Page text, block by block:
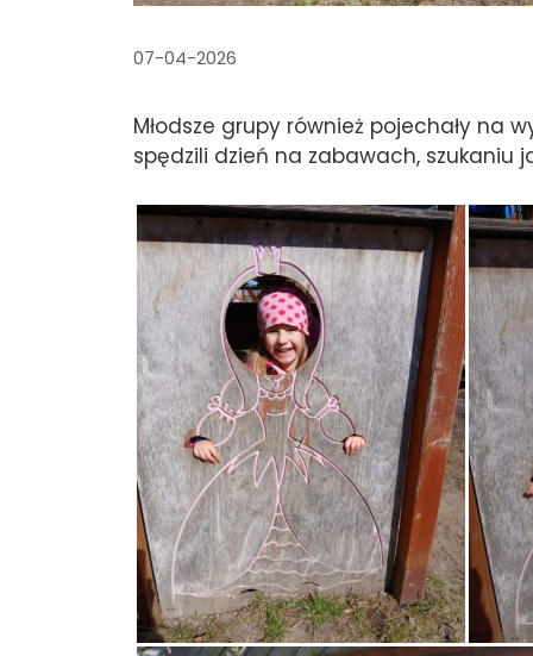
07-04-2026
Młodsze grupy również pojechały na
spędzili dzień na zabawach, szukaniu